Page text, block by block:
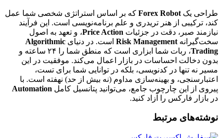
طراحی یک Forex Robot که بر اساس استراتژی شخصی شما عمل
کند، ترکیبی از هنر تریدری و علم برنامه‌نویسی است. این فرآیند
نیازمند صبر، دقت در جزئیات Price Action، و تعهد به اصول
سخت‌گیرانه Risk Management است. در دنیای Algorithmic
Trading
، ربات شما ابزاری است که منطق شما را ۲۴ ساعته و
بدون دخالت احساسات در بازار اعمال می‌کند. موفقیت در این
مسیر نه تنها در کدنویسی، بلکه در توانایی شما برای تست،
اعتبارسنجی، و بهینه‌سازی مداوم (نه بیش از حد) نهفته است. با
پیروی از این چارچوب جامع، می‌توانید پتانسیل کامل Automation
در بازار فارکس را آزاد کنید.
نوشته‌های مرتبط